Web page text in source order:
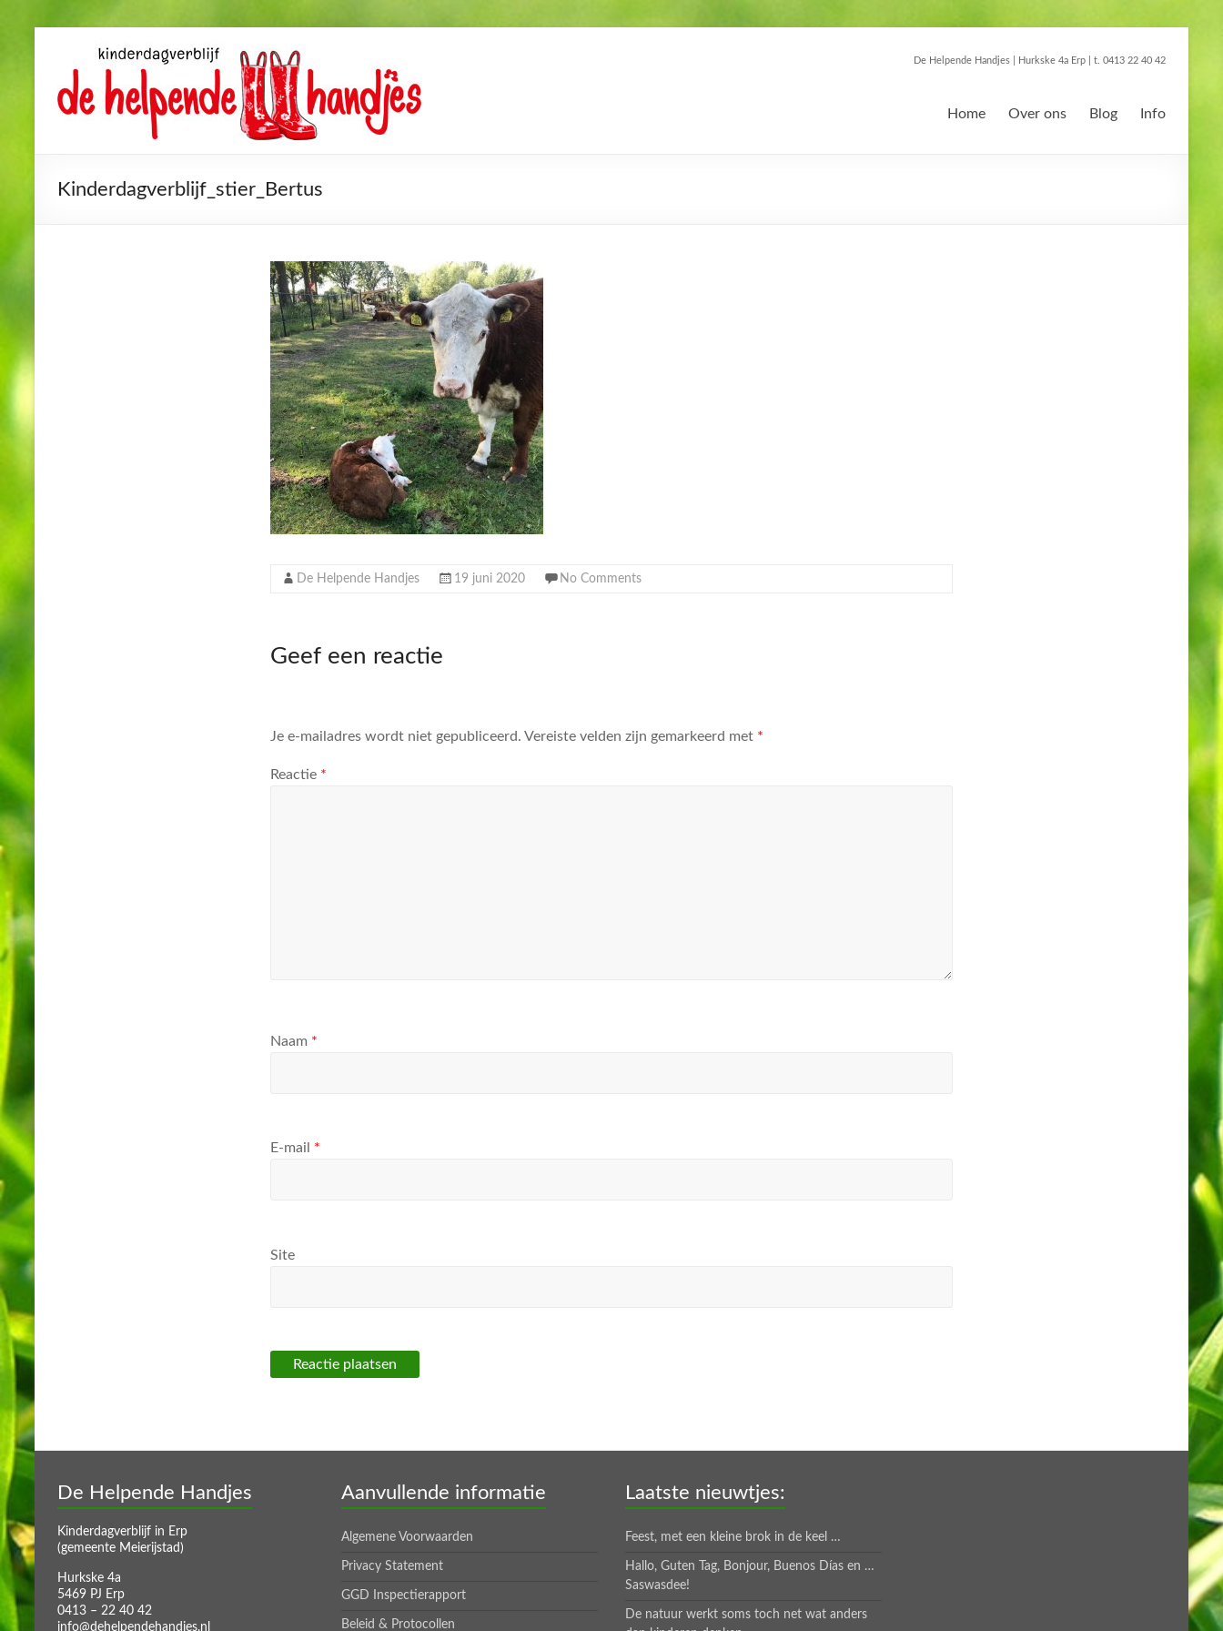
De Helpende Handjes | Hurkske 4a Erp | t. 0413 22 40 42
Home Over ons Blog Info
Kinderdagverblijf_stier_Bertus
De Helpende Handjes 19 juni 2020 No Comments
Geef een reactie
Je e-mailadres wordt niet gepubliceerd. Vereiste velden zijn gemarkeerd met *
Reactie *
Naam *
E-mail *
Site
De Helpende Handjes
Kinderdagverblijf in Erp
(gemeente Meierijstad)
Hurkske 4a
5469 PJ Erp
0413 – 22 40 42
info@dehelpendehandjes.nl
Aanvullende informatie
Algemene Voorwaarden
Privacy Statement
GGD Inspectierapport
Beleid & Protocollen
Laatste nieuwtjes:
Feest, met een kleine brok in de keel …
Hallo, Guten Tag, Bonjour, Buenos Días en …
Saswasdee!
De natuur werkt soms toch net wat anders